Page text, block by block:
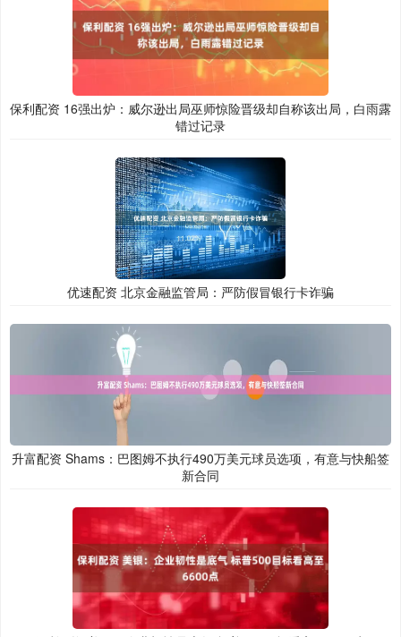
保利配资 16强出炉：威尔逊出局巫师惊险晋级却自称该出局，白雨露
错过记录
优速配资 北京金融监管局：严防假冒银行卡诈骗
升富配资 Shams：巴图姆不执行490万美元球员选项，有意与快船签
新合同